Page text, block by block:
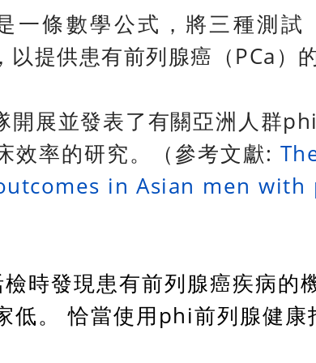
一條數學公式，將三種測試
提供患有前列腺癌（PCa）的
開展並發表了有關亞洲人群
效率的研究。（參考文獻:
in Asian men
時發現患有前列腺癌疾病的
低。 恰當使用phi前列腺健